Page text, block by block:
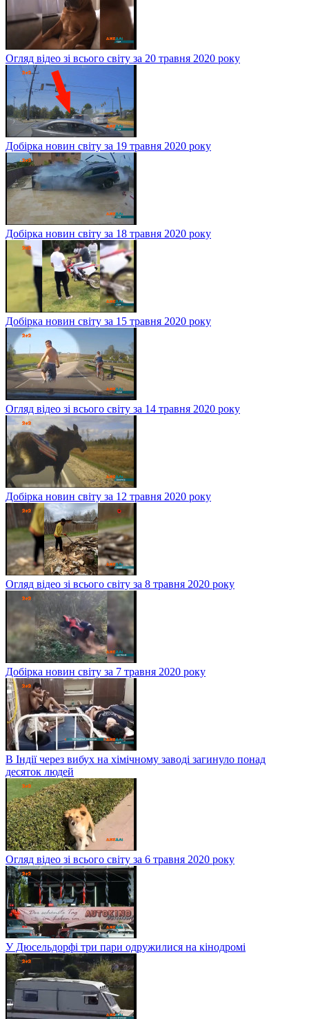
Огляд відео зі всього світу за 20 травня 2020 року
Добірка новин світу за 19 травня 2020 року
Добірка новин світу за 18 травня 2020 року
Добірка новин світу за 15 травня 2020 року
Огляд відео зі всього світу за 14 травня 2020 року
Добірка новин світу за 12 травня 2020 року
Огляд відео зі всього світу за 8 травня 2020 року
Добірка новин світу за 7 травня 2020 року
В Індії через вибух на хімічному заводі загинуло понад
десяток людей
Огляд відео зі всього світу за 6 травня 2020 року
У Дюсельдорфі три пари одружилися на кінодромі